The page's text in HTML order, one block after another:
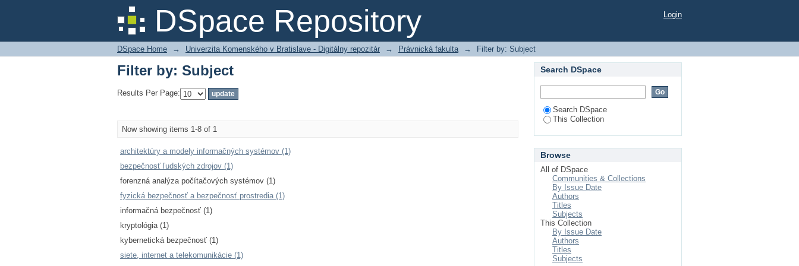
DSpace Repository
Filter by: Subject Login
DSpace Home → Univerzita Komenského v Bratislave - Digitálny repozitár → Právnická fakulta → Filter by: Subject
Filter by: Subject
Results Per Page:
Now showing items 1-8 of 1
architektúry a modely informačných systémov (1)
bezpečnosť ľudských zdrojov (1)
forenzná analýza počítačových systémov (1)
fyzická bezpečnosť a bezpečnosť prostredia (1)
informačná bezpečnosť (1)
kryptológia (1)
kybernetická bezpečnosť (1)
siete, internet a telekomunikácie (1)
Search DSpace
Search DSpace
This Collection
Browse
All of DSpace
Communities & Collections
By Issue Date
Authors
Titles
Subjects
This Collection
By Issue Date
Authors
Titles
Subjects